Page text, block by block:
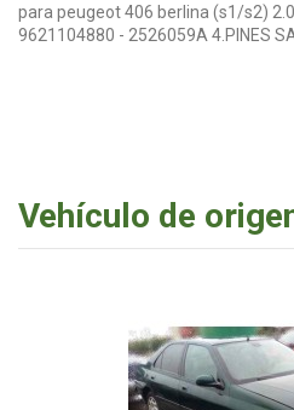
para peugeot 406 berlina (s1/s2)
9621104880 - 2526059A 4.PINES
Vehículo de